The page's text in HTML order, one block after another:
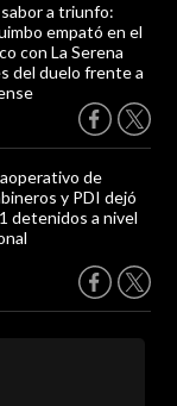
a triunfo:
empató en el
con La Serena
del duelo frente a
de
y PDI dejó
detenidos a nivel